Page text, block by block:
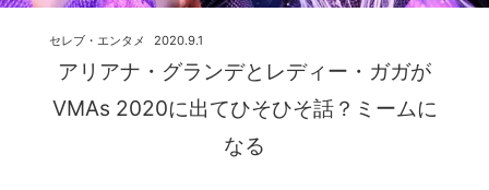
アリアナ・グランデとレディー・ガガが
VMAs 2020に出てひそひそ話？ミームに
なる
2020.9.1
セレブ・エンタメ